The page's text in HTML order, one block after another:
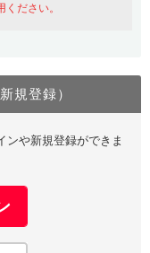
ください。
規登録）
ンや新規登録ができま